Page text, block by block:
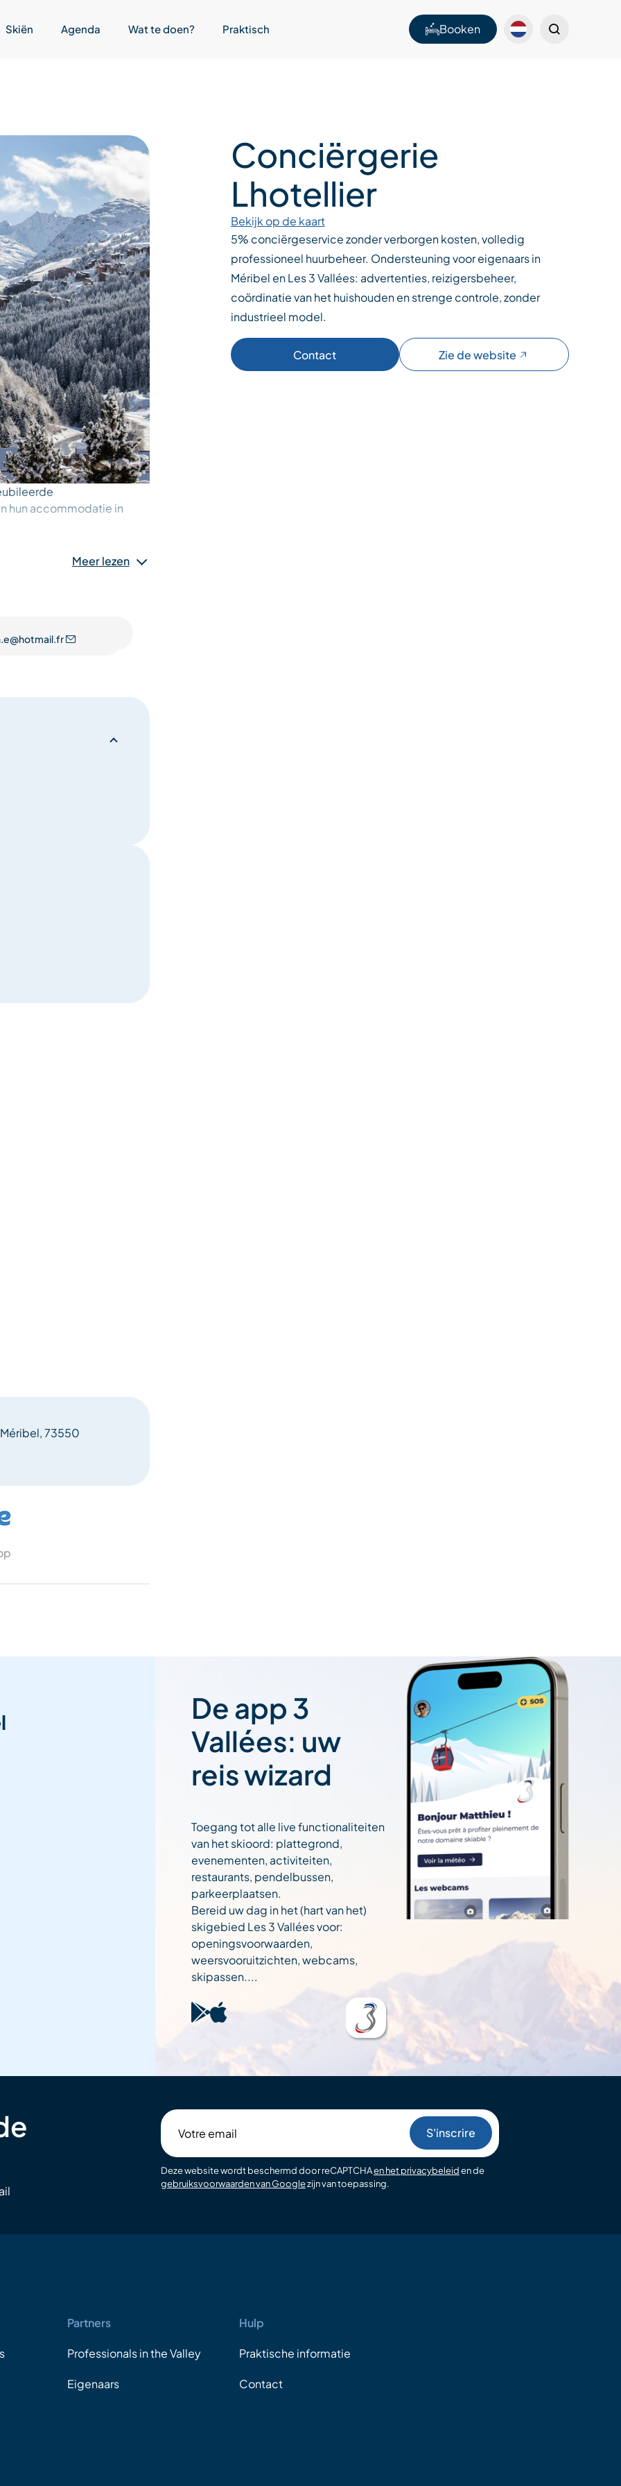
Skiën Agenda Wat te doen? Praktisch Booken
hun accommodatie in
beheer willen
en gecontroleerde
het beheren
voor zowel
Meer lezen
73550
Conciërgerie
Lhotellier
Bekijk op de kaart
5% conciërgeservice zonder verborgen kosten, volledig
professioneel huurbeheer. Ondersteuning voor eigenaars in
Méribel en Les 3 Vallées: advertenties, reizigersbeheer,
coördinatie van het huishouden en strenge controle, zonder
industrieel model.
Contact Zie de website
De app 3
Vallées: uw
reis wizard
Toegang tot alle live functionaliteiten
van het skioord: plattegrond,
evenementen, activiteiten,
restaurants, pendelbussen,
parkeerplaatsen.
Bereid uw dag in het (hart van het)
skigebied Les 3 Vallées voor:
openingsvoorwaarden,
weersvooruitzichten, webcams,
skipassen....
email
Deze website wordt beschermd door reCAPTCHAen het privacybeleiden de
gebruiksvoorwaarden van Googlezijn van toepassing.
Partners
Professionals in the Valley
Eigenaars
Hulp
Praktische informatie
Contact